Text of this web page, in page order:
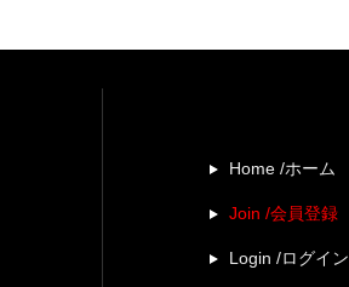
Home /ホーム
Join /会員登録
Login /ログイン